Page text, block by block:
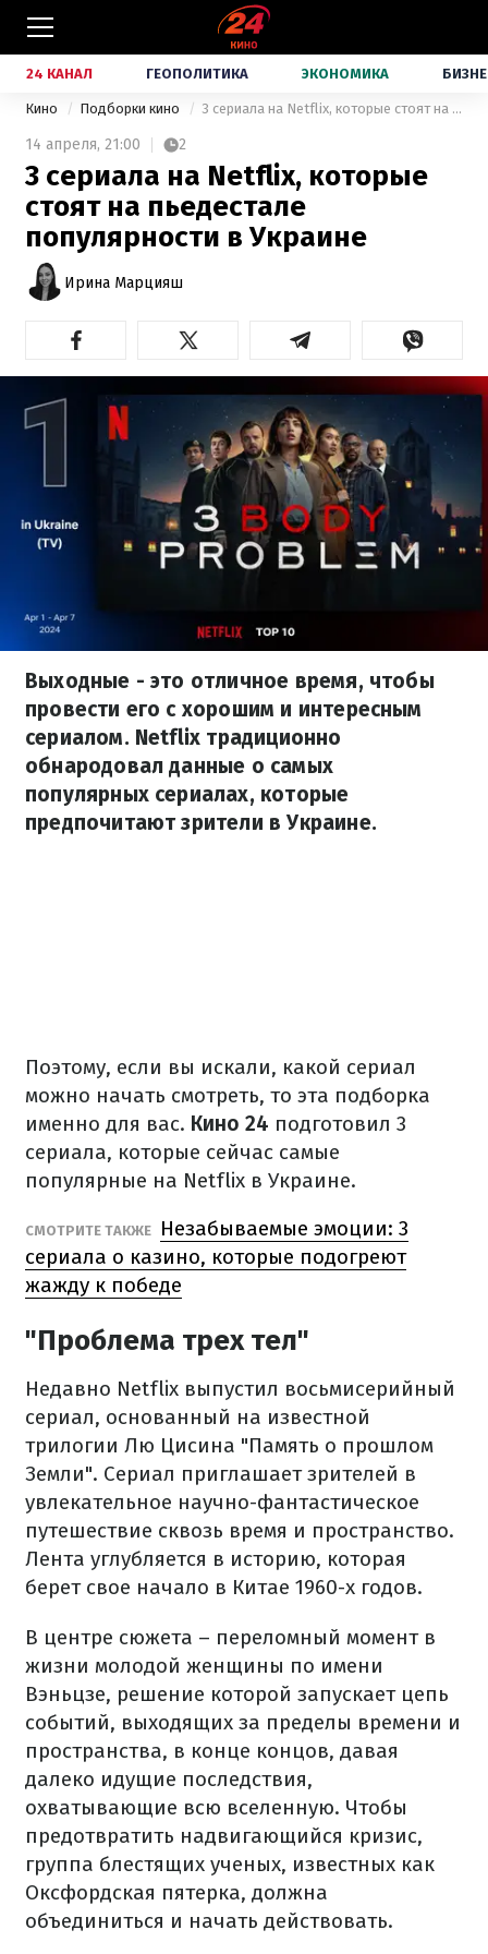
24 КАНАЛ ГЕОПОЛИТИКА ЭКОНОМИКА
Кино Подборки кино 3 сериала на Netflix, которые стоят на пьедестале популярности в Украине
14 апреля, 21:00 2
3 сериала на Netflix, которые
стоят на пьедестале
популярности в Украине
Ирина Марцияш
Выходные - это отличное время, чтобы
провести его с хорошим и интересным
сериалом. Netflix традиционно
обнародовал данные о самых
популярных сериалах, которые
предпочитают зрители в Украине.
Поэтому, если вы искали, какой сериал
можно начать смотреть, то эта подборка
именно для вас. Кино 24 подготовил 3
сериала, которые сейчас самые
популярные на Netflix в Украине.
СМОТРИТЕ ТАКЖЕ
Незабываемые эмоции: 3
сериала о казино, которые подогреют
жажду к победе
"Проблема трех тел"
Недавно Netflix выпустил восьмисерийный
сериал, основанный на известной
трилогии Лю Цисина "Память о прошлом
Земли". Сериал приглашает зрителей в
увлекательное научно-фантастическое
путешествие сквозь время и пространство.
Лента углубляется в историю, которая
берет свое начало в Китае 1960-х годов.
В центре сюжета – переломный момент в
жизни молодой женщины по имени
Вэньцзе, решение которой запускает цепь
событий, выходящих за пределы времени и
пространства, в конце концов, давая
далеко идущие последствия,
охватывающие всю вселенную. Чтобы
предотвратить надвигающийся кризис,
группа блестящих ученых, известных как
Оксфордская пятерка, должна
объединиться и начать действовать.